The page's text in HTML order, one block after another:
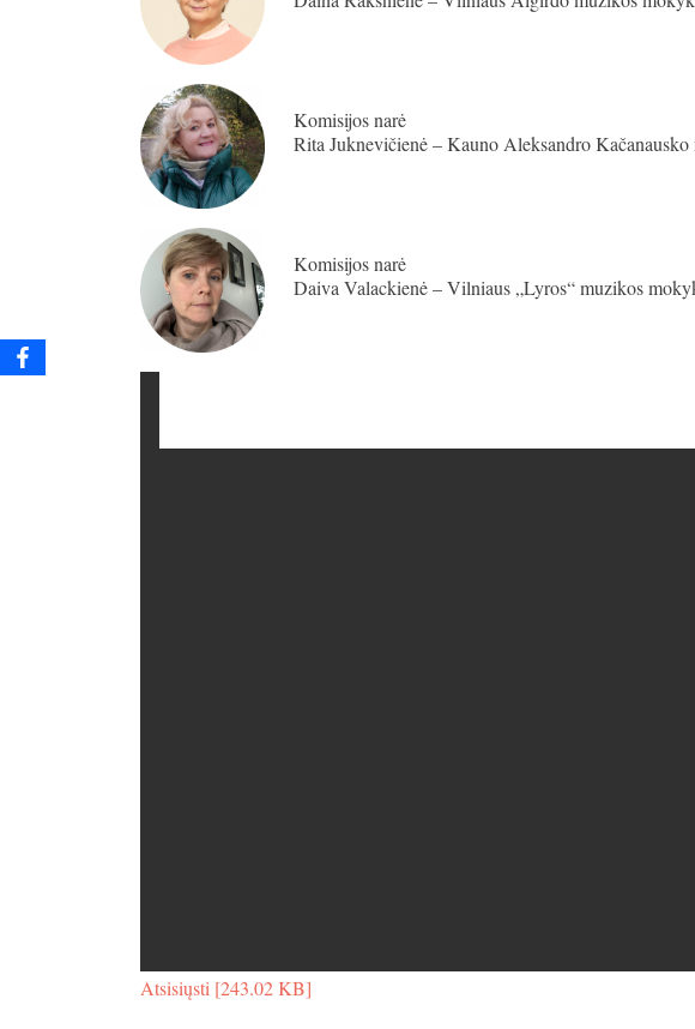
Komisijos narė
Rita Juknevičienė – Kauno Aleksandro
Komisijos narė
Daiva Valackienė – Vilniaus „Lyros“ muzikos
Atsisiųsti [243.02 KB]